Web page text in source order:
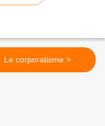
Le corporatisme >